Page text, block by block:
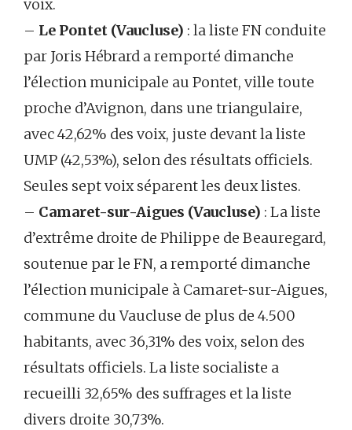
voix.
– Le Pontet (Vaucluse) : la liste FN conduite
par Joris Hébrard a remporté dimanche
l’élection municipale au Pontet, ville toute
proche d’Avignon, dans une triangulaire,
avec 42,62% des voix, juste devant la liste
UMP (42,53%), selon des résultats officiels.
Seules sept voix séparent les deux listes.
– Camaret-sur-Aigues (Vaucluse) : La liste
d’extrême droite de Philippe de Beauregard,
soutenue par le FN, a remporté dimanche
l’élection municipale à Camaret-sur-Aigues,
commune du Vaucluse de plus de 4.500
habitants, avec 36,31% des voix, selon des
résultats officiels. La liste socialiste a
recueilli 32,65% des suffrages et la liste
divers droite 30,73%.